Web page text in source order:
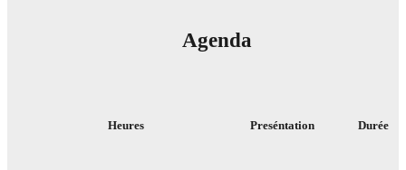
Agenda
Heures Preséntation Durée